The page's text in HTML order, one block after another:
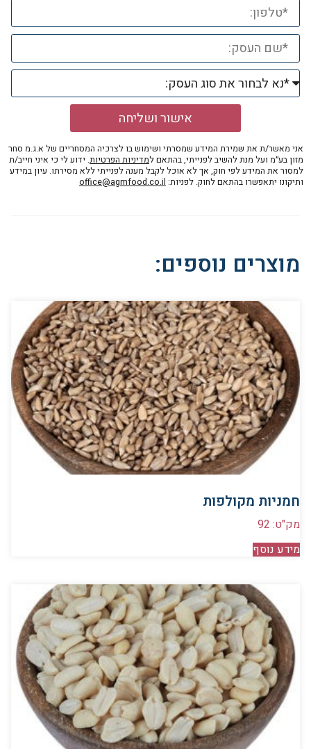
אישור ושליחה
אני מאשר/ת את שמירת המידע שמסרתי ושימוש בו לצרכיה המסחריים של א.ג.מ סחר
מזון בע״מ ועל מנת להשיב לפנייתי, בהתאם למדיניות הפרטיות. ידוע לי כי איני חייב/ת
למסור את המידע לפי חוק, אך לא אוכל לקבל מענה לפנייתי ללא מסירתו. עיון במידע
ותיקונו יתאפשרו בהתאם לחוק. לפניות: office@agmfood.co.il
מוצרים נוספים:
חמניות מקולפות
מק"ט: 92
מידע נוסף